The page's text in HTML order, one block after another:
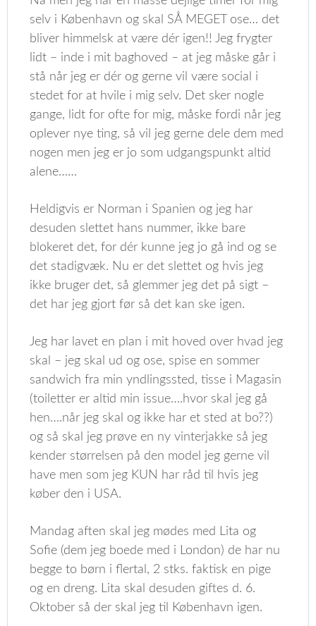
selv i København og skal SÅ MEGET ose… det
bliver himmelsk at være dér igen!! Jeg frygter
lidt – inde i mit baghoved – at jeg måske går i
stå når jeg er dér og gerne vil være social i
stedet for at hvile i mig selv. Det sker nogle
gange, lidt for ofte for mig, måske fordi når jeg
oplever nye ting, så vil jeg gerne dele dem med
nogen men jeg er jo som udgangspunkt altid
alene……
Heldigvis er Norman i Spanien og jeg har
desuden slettet hans nummer, ikke bare
blokeret det, for dér kunne jeg jo gå ind og se
det stadigvæk. Nu er det slettet og hvis jeg
ikke bruger det, så glemmer jeg det på sigt –
det har jeg gjort før så det kan ske igen.
Jeg har lavet en plan i mit hoved over hvad jeg
skal – jeg skal ud og ose, spise en sommer
sandwich fra min yndlingssted, tisse i Magasin
(toiletter er altid min issue….hvor skal jeg gå
hen….når jeg skal og ikke har et sted at bo??)
og så skal jeg prøve en ny vinterjakke så jeg
kender størrelsen på den model jeg gerne vil
have men som jeg KUN har råd til hvis jeg
køber den i USA.
Mandag aften skal jeg mødes med Lita og
Sofie (dem jeg boede med i London) de har nu
begge to børn i flertal, 2 stks. faktisk en pige
og en dreng. Lita skal desuden giftes d. 6.
Oktober så der skal jeg til København igen.